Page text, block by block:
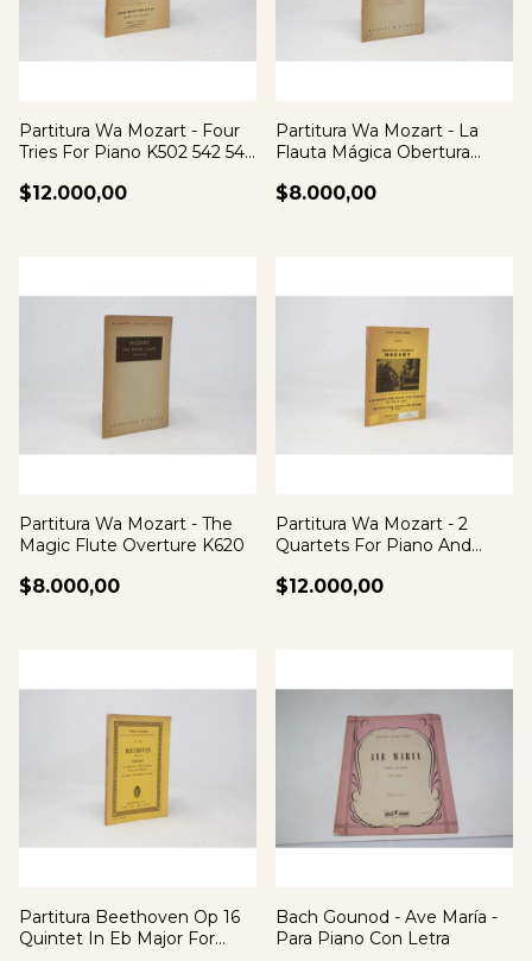
Partitura Wa Mozart - Four
Tries For Piano K502 542 548
$12.000,00
Partitura Wa Mozart - La
Flauta Mágica Obertura
$8.000,00
Partitura Wa Mozart - The
Magic Flute Overture K620
$8.000,00
Partitura Wa Mozart - 2
Quartets For Piano And
$12.000,00
Partitura Beethoven Op 16
Quintet In Eb Major For
Bach Gounod - Ave María -
Para Piano Con Letra